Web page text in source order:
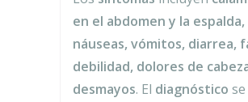
en el abdomen y la espalda,
náuseas, vómitos, diarrea,
debilidad, dolores de
desmayos. El diagnóstico